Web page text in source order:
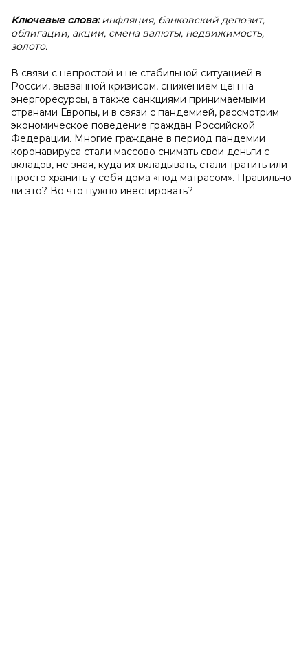
Ключевые слова:инфляция, банковский депозит,
облигации, акции, смена валюты, недвижимость,
золото.
В связи с непростой и не стабильной ситуацией в
России, вызванной кризисом, снижением цен на
энергоресурсы, а также санкциями принимаемыми
странами Европы, и в связи с пандемией, рассмотрим
экономическое поведение граждан Российской
Федерации. Многие граждане в период пандемии
коронавируса стали массово снимать свои деньги с
вкладов, не зная, куда их вкладывать, стали тратить или
просто хранить у себя дома «под матрасом». Правильно
ли это? Во что нужно ивестировать?